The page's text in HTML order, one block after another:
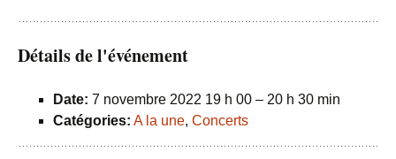
Détails de l'événement
Date: 7 novembre 2022 19 h 00 – 20 h 30 min
Catégories: A la une, Concerts